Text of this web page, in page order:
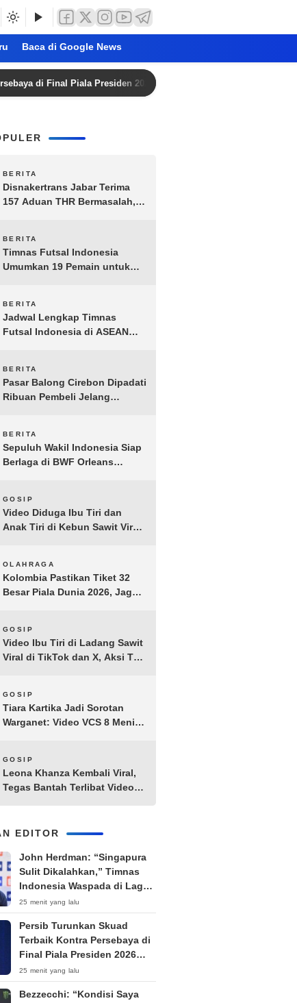
Baca di Google News
Final Piala Presiden 2026 Tanpa Penonton
BERITA
Disnakertrans Jabar Terima
157 Aduan THR Bermasalah,
BERITA
Timnas Futsal Indonesia
Umumkan 19 Pemain untuk
BERITA
Jadwal Lengkap Timnas
Futsal Indonesia di ASEAN
BERITA
Pasar Balong Cirebon Dipadati
Ribuan Pembeli Jelang
BERITA
Sepuluh Wakil Indonesia Siap
Berlaga di BWF Orleans
GOSIP
Video Diduga Ibu Tiri dan
Anak Tiri di Kebun Sawit Viral,
OLAHRAGA
Kolombia Pastikan Tiket 32
Besar Piala Dunia 2026, Jaga
GOSIP
Video Ibu Tiri di Ladang Sawit
Viral di TikTok dan X, Aksi Tak
GOSIP
Tiara Kartika Jadi Sorotan
Warganet: Video VCS 8 Menit
GOSIP
Leona Khanza Kembali Viral,
Tegas Bantah Terlibat Video
EDITOR
John Herdman: “Singapura
Sulit Dikalahkan,” Timnas
Indonesia Waspada di Laga
Penentu Semifinal
25 menit yang lalu
Persib Turunkan Skuad
Terbaik Kontra Persebaya di
Final Piala Presiden 2026
Tanpa Penonton
25 menit yang lalu
Bezzecchi: “Kondisi Saya